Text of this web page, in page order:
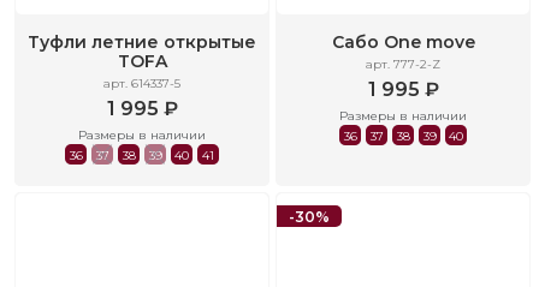
Туфли летние открытые
TOFA
арт. 614337-5
1 995 ₽
Размеры в наличии
36
37 38 39 40 41
Сабо One move
арт. 777-2-Z
1 995 ₽
Размеры в наличии
36
37 38 39 40
-30%